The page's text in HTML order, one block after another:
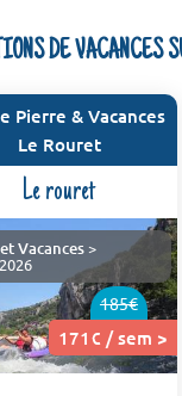
DE VACANCES
Pierre & Vacances
Le Rouret
Le rouret
185€
171€ / sem >
Vacances>